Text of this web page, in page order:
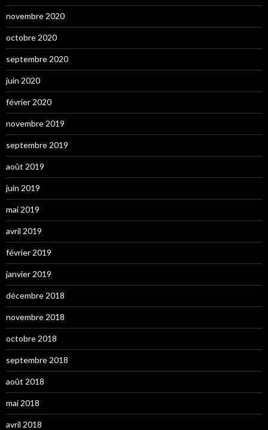
novembre 2020
octobre 2020
septembre 2020
juin 2020
février 2020
novembre 2019
septembre 2019
août 2019
juin 2019
mai 2019
avril 2019
février 2019
janvier 2019
décembre 2018
novembre 2018
octobre 2018
septembre 2018
août 2018
mai 2018
avril 2018